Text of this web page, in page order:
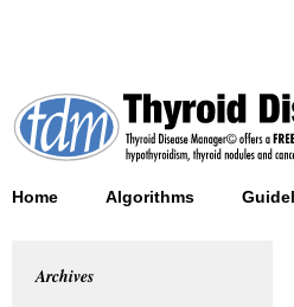
Home Algorithms
Archives